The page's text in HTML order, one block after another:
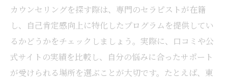
カウンセリングを探す際は、専門のセラピストが在籍
し、自己肯定感向上に特化したプログラムを提供してい
るかどうかをチェックしましょう。実際に、口コミや公
式サイトの実績を比較し、自分の悩みに合ったサポート
が受けられる場所を選ぶことが大切です。たとえば、東